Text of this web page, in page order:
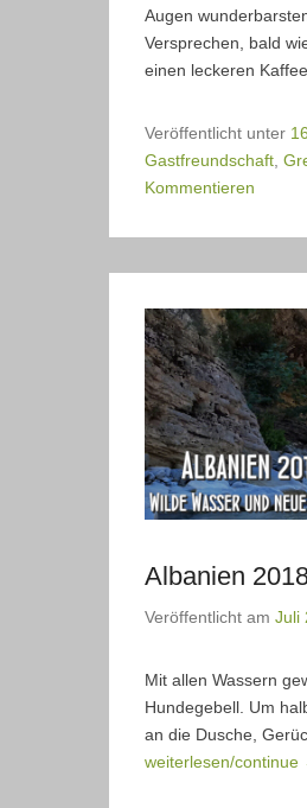
Augen
Versprechen, bald
einen leckeren
Veröffentlicht unter
Gastfreundschaft
Kommentieren
Albanien
Veröffentlicht am Juli
Mit allen Wassern
Hundegebell. Um
an die Dusche,
weiterlesen/continue